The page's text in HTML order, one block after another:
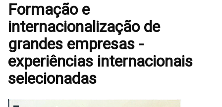
Formação e
internacionalização de
grandes empresas -
experiências internacionais
selecionadas